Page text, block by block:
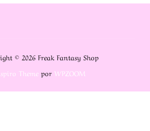
© 2026 Freak Fantasy Shop
Themepor WPZOOM